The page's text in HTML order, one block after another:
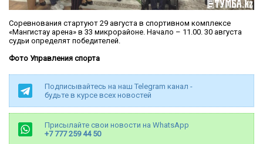
Соревнования стартуют 29 августа в спортивном комплексе
«Мангистау арена» в 33 микрорайоне. Начало – 11.00. 30 августа
судьи определят победителей.
Фото Управления спорта
Подписывайтесь на наш Telegram канал -
будьте в курсе всех новостей
Присылайте свои новости на WhatsApp
+7 777 259 44 50